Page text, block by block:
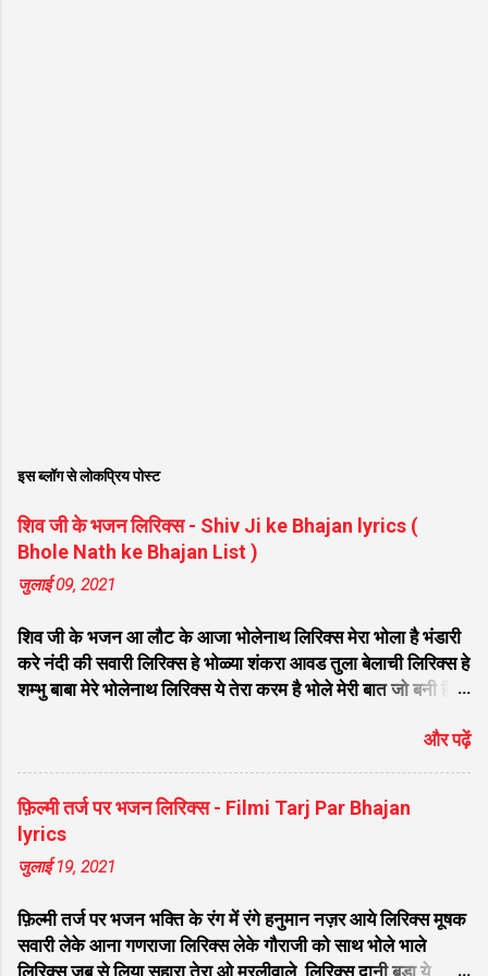
इस ब्लॉग से लोकप्रिय पोस्ट
शिव जी के भजन लिरिक्स - Shiv Ji ke Bhajan lyrics (
Bhole Nath ke Bhajan List )
जुलाई 09, 2021
शिव जी के भजन आ लौट के आजा भोलेनाथ लिरिक्स मेरा भोला है भंडारी
करे नंदी की सवारी लिरिक्स हे भोळ्या शंकरा आवड तुला बेलाची लिरिक्स हे
शम्भु बाबा मेरे भोलेनाथ लिरिक्स ये तेरा करम है भोले मेरी बात जो बनी है
गुलशन सा मेरे भोलेनाथ आये है लिरिक्स नगर में जोगी आया भेद कोई
समझ ना पाया लिरिक्स शिवजी तेरे द्वार हम भी आयेंगे लिरिक्स सांसो की
माला पे सिमरु मै शिव का नाम लिरिक्स डम डम डमरू बजाना होगा भोले
मेरी कुटिया में आना होगा लिरिक्स मेरे भोले से भोले बाबा लिरिक्स भोलेनाथ
का चेला लिरिक्स भोले चेला बना लेना लिरिक्स सिर पे विराजे गंगा की धार
लिरिक्स महादेवा - Mahadeva Hansraj Raghuwanshi लिरिक्स
ऐसा डमरू बजाया भोलेनाथ ने लिरिक्स शिव शंकर औघड दानी बम भोला
लिरिक्स शिव कैलाशों के वासी शंकर संकट हरना लि...
और पढ़ें
फ़िल्मी तर्ज पर भजन लिरिक्स - Filmi Tarj Par Bhajan
lyrics
जुलाई 19, 2021
फ़िल्मी तर्ज पर भजन भक्ति के रंग में रंगे हनुमान नज़र आये लिरिक्स मूषक
सवारी लेके आना गणराजा लिरिक्स लेके गौराजी को साथ भोले भाले